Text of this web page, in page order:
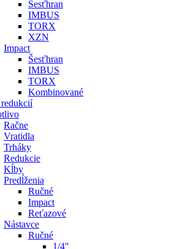
Šesťhran
IMBUS
TORX
XZN
Impact
Šesťhran
IMBUS
TORX
Kombinované
redukcií
Račne
Vratidla
Trháky
Redukcie
Kĺby
Predĺženia
Ručné
Impact
Reťazové
Nástavce
Ručné
1/4"